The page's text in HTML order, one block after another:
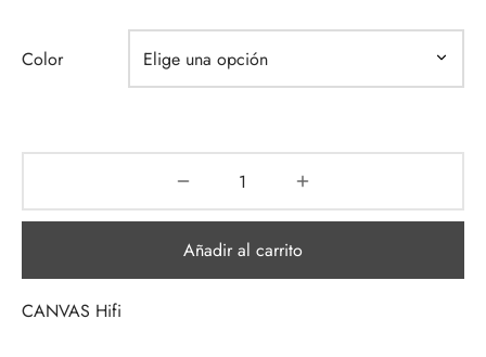
Color
Añadir al carrito
CANVAS Hifi